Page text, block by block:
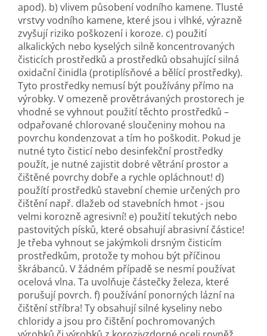
apod). b) vlivem působení vodního kamene. Tlusté
vrstvy vodního kamene, které jsou i vlhké, výrazně
zvyšují riziko poškození i koroze. c) použití
alkalických nebo kyselých silně koncentrovaných
čisticích prostředků a prostředků obsahující silná
oxidační činidla (protiplísňové a bělící prostředky).
Tyto prostředky nemusí být používány přímo na
výrobky. V omezeně provětrávaných prostorech je
vhodné se vyhnout použití těchto prostředků –
odpařované chlorované sloučeniny mohou na
povrchu kondenzovat a tím ho poškodit. Pokud je
nutné tyto čisticí nebo desinfekční prostředky
použít, je nutné zajistit dobré větrání prostor a
čištěné povrchy dobře a rychle opláchnout! d)
použítí prostředků stavební chemie určených pro
čištění např. dlažeb od stavebních hmot - jsou
velmi korozně agresivní! e) použití tekutých nebo
pastovitých písků, které obsahují abrasivní částice!
Je třeba vyhnout se jakýmkoli drsným čisticím
prostředkům, protože ty mohou být příčinou
škrábanců. V žádném případě se nesmí používat
ocelová vlna. Ta uvolňuje částečky železa, které
porušují povrch. f) používání ponorných lázní na
čištění stříbra! Ty obsahují silné kyseliny nebo
chloridy a jsou pro čištění pochromovaných